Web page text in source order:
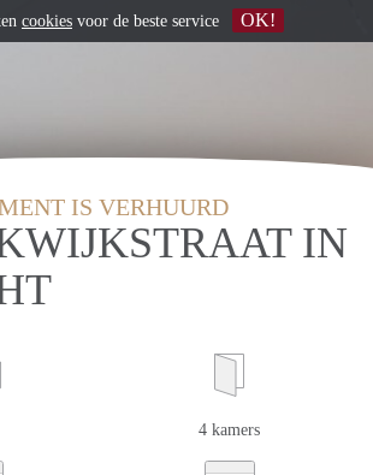
IS VERHUURD
IN
4 kamers
cookies voor de beste service OK!